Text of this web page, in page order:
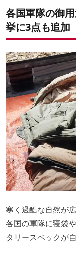
各国軍隊の御
挙に3点も追加
寒く過酷な自然が
各国の軍隊に寝袋
タリースペックが